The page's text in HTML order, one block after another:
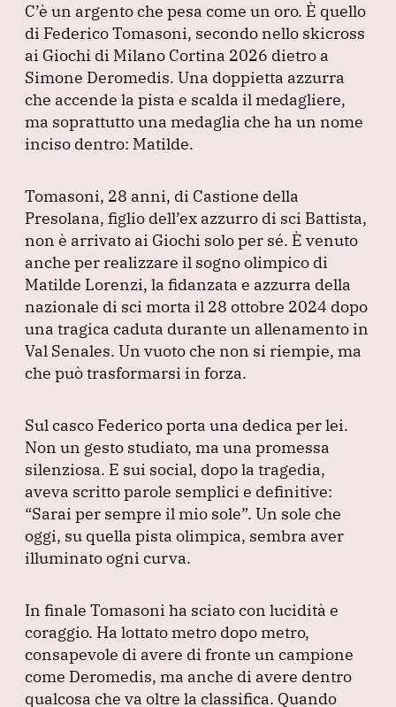
c
e
b
o
o
k
e
dI
n
at
s
A
p
p
e
gr
a
m
ai
l
C’è un argento che pesa come un oro. È quello
di Federico Tomasoni, secondo nello skicross
ai Giochi di Milano Cortina 2026 dietro a
Simone Deromedis. Una doppietta azzurra
che accende la pista e scalda il medagliere,
ma soprattutto una medaglia che ha un nome
inciso dentro: Matilde.
Tomasoni, 28 anni, di Castione della
Presolana, figlio dell’ex azzurro di sci Battista,
non è arrivato ai Giochi solo per sé. È venuto
anche per realizzare il sogno olimpico di
Matilde Lorenzi, la fidanzata e azzurra della
nazionale di sci morta il 28 ottobre 2024 dopo
una tragica caduta durante un allenamento in
Val Senales. Un vuoto che non si riempie, ma
che può trasformarsi in forza.
Sul casco Federico porta una dedica per lei.
Non un gesto studiato, ma una promessa
silenziosa. E sui social, dopo la tragedia,
aveva scritto parole semplici e definitive:
“Sarai per sempre il mio sole”. Un sole che
oggi, su quella pista olimpica, sembra aver
illuminato ogni curva.
In finale Tomasoni ha sciato con lucidità e
coraggio. Ha lottato metro dopo metro,
consapevole di avere di fronte un campione
come Deromedis, ma anche di avere dentro
qualcosa che va oltre la classifica. Quando